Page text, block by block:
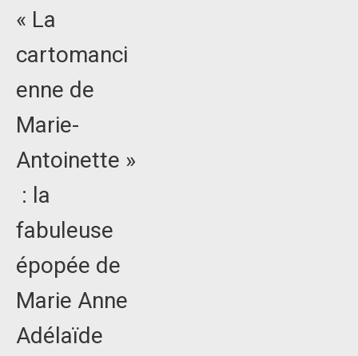
« La
cartomanci
enne de
Marie-
Antoinette »
: la
fabuleuse
épopée de
Marie Anne
Adélaïde